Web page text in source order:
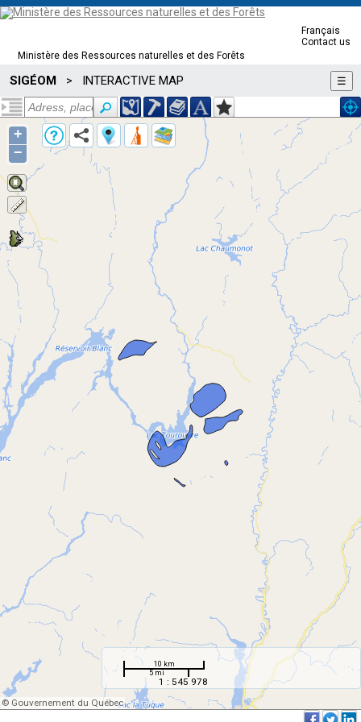
Ministère des Ressources naturelles et des Forêts
Français
Contact us
SIGÉOM > INTERACTIVE MAP ☰
10 km
5 mi
1 : 545 978
© Gouvernement du Québec
+
−